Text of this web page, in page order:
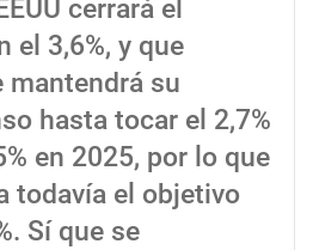
cerrará el
el 3,6%, y que
su
hasta tocar el 2,7%
en 2025, por lo que
todavía el objetivo
Sí que se